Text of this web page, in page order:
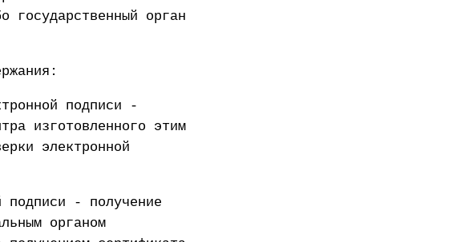
государственный орган
подписи -
изготовленного этим
электронной
подписи - получение
органом